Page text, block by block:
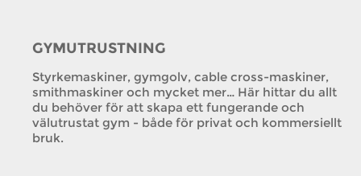
GYMUTRUSTNING
Styrkemaskiner, gymgolv, cable cross-maskiner,
smithmaskiner och mycket mer… Här hittar du allt
du behöver för att skapa ett fungerande och
välutrustat gym - både för privat och kommersiellt
bruk.